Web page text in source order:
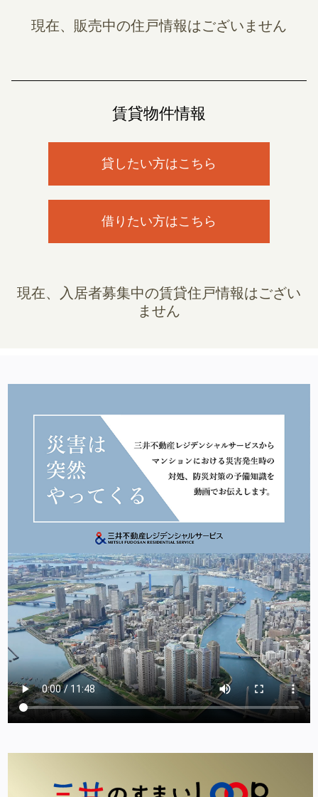
現在、販売中の住戸情報はございません
賃貸物件情報
貸したい方はこちら
借りたい方はこちら
現在、入居者募集中の賃貸住戸情報はござい
ません